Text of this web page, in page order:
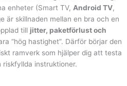
enheter (Smart TV, Android TV,
är skillnaden mellan en bra och en
till jitter, paketförlust och
“hög hastighet”. Därför börjar den
ramverk som hjälper dig att testa
instruktioner.